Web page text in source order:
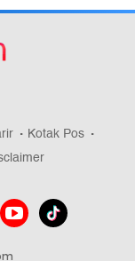
Kotak Pos